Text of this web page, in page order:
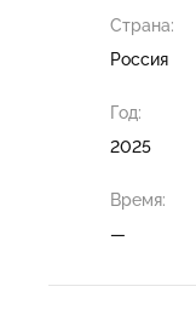
Страна:
Россия
Год:
2025
Время:
—